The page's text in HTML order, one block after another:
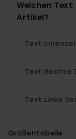
Welchen
Artikel?
Größentabelle